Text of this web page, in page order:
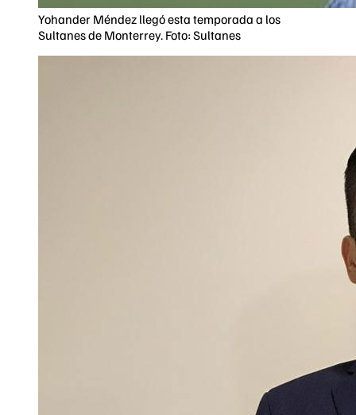
Yohander Méndez llegó esta temporada a los
Sultanes de Monterrey. Foto: Sultanes